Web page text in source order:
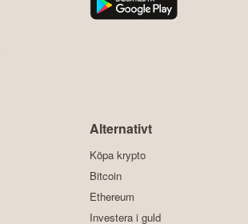
Alternativt
Köpa krypto
Bitcoin
Ethereum
Investera i guld